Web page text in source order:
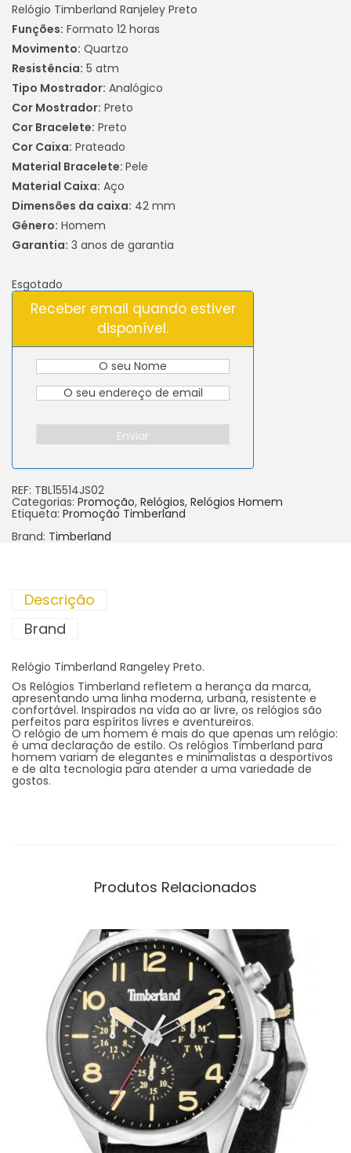
Relógio Timberland Ranjeley Preto
Funções: Formato 12 horas
Movimento: Quartzo
Resistência: 5 atm
Tipo Mostrador: Analógico
Cor Mostrador: Preto
Cor Bracelete: Preto
Cor Caixa: Prateado
Material Bracelete: Pele
Material Caixa: Aço
Dimensões da caixa: 42 mm
Género: Homem
Garantia: 3 anos de garantia
Esgotado
Receber email quando estiver
disponível.
Enviar
REF: TBL15514JS02
Categorias: Promoção, Relógios, Relógios Homem
Etiqueta: Promoção Timberland
Brand: Timberland
Descrição
Brand
Relógio Timberland Rangeley Preto.
Os Relógios Timberland refletem a herança da marca,
apresentando uma linha moderna, urbana, resistente e
confortável. Inspirados na vida ao ar livre, os relógios são
perfeitos para espíritos livres e aventureiros.
O relógio de um homem é mais do que apenas um relógio:
é uma declaração de estilo. Os relógios Timberland para
homem variam de elegantes e minimalistas a desportivos
e de alta tecnologia para atender a uma variedade de
gostos.
Produtos Relacionados